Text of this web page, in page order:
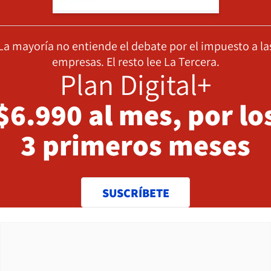
mayoría no entiende el debate por el impuesto a
empresas. El resto lee La Tercera.
Plan Digital+
al mes, por
3 primeros meses
SUSCRÍBETE